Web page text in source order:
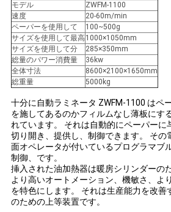
絡
し
な
さ
い
引
用
を
モデル
ZWFM-1100
速度
20-60m/min
ペーパーを使用して
100~500g
サイズを使用して最高1000×1050mm
サイズを使用して分
285×350mm
総量のパワー消費量
36kw
全体寸法
8600×2100×1650mm
総重量
5000kg
十分に自動ラミネータ ZWFM-1100 はペ
を施してあるのかフィルムなし薄板にす
れています。 それは自動的にペーパーに
切り開き、提供し、制御できます。 その
面オペレータが付いているプログラマブ
制御、です。
挿入された油加熱器は暖房シリンダーの
より高いオートメーション、機敏さ、よ
を特色にします。 それは生産能力を改善
のための上等装置です。